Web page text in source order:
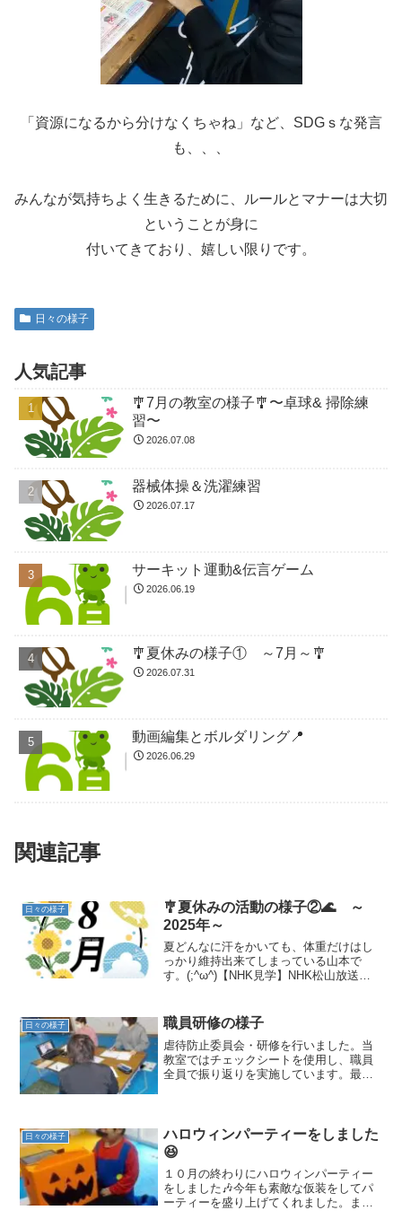
「資源になるから分けなくちゃね」など、SDGｓな発言
も、、、
みんなが気持ちよく生きるために、ルールとマナーは大切
ということが身に
付いてきており、嬉しい限りです。
日々の様子
人気記事
🎐7月の教室の様子🎐〜卓球& 掃除練
習〜
2026.07.08
器械体操＆洗濯練習
2026.07.17
サーキット運動&伝言ゲーム
2026.06.19
🎐夏休みの様子① ～7月～🎐
2026.07.31
動画編集とボルダリング📍
2026.06.29
関連記事
日々の様子
🎐夏休みの活動の様子②🌊 ～
2025年～
夏どんなに汗をかいても、体重だけはし
っかり維持出来てしまっている山本で
す。(;^ω^)【NHK見学】NHK松山放送局
り、天気予報の原稿を読んだり、アナウ
ンサー🎤になりき...
日々の様子 職員研修の様子
虐待防止委員会・研修を行いました。当
教室ではチェックシートを使用し、職員
全員で振り返りを実施しています。最近
参ります。
日々の様子
ハロウィンパーティーをしました
😆
１０月の終わりにハロウィンパーティー
をしました🎶今年も素敵な仮装をしてパ
ーティーを盛り上げてくれました。まず